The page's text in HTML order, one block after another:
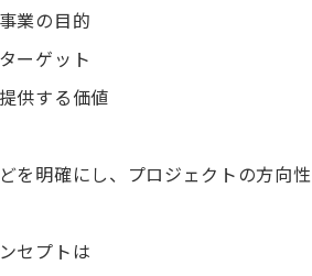
業の目的
ーゲット
供する価値
を明確にし、プロジェクトの方向性
セプトは